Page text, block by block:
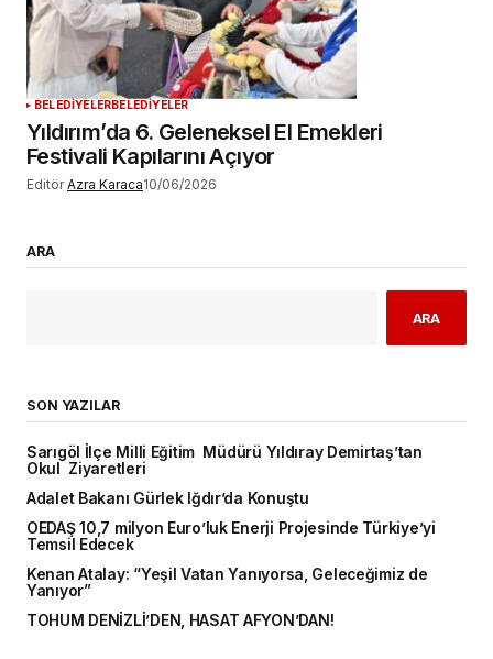
BELEDİYELERBELEDİYELER
Yıldırım’da 6. Geleneksel El Emekleri
Festivali Kapılarını Açıyor
Editör Azra Karaca10/06/2026
ARA
ARA
SON YAZILAR
Sarıgöl İlçe Milli Eğitim Müdürü Yıldıray Demirtaş’tan
Okul Ziyaretleri
Adalet Bakanı Gürlek Iğdır’da Konuştu
OEDAŞ 10,7 milyon Euro’luk Enerji Projesinde Türkiye’yi
Temsil Edecek
Kenan Atalay: “Yeşil Vatan Yanıyorsa, Geleceğimiz de
Yanıyor”
TOHUM DENİZLİ’DEN, HASAT AFYON’DAN!